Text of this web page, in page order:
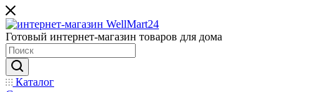
Готовый интернет-магазин товаров для дома
Каталог